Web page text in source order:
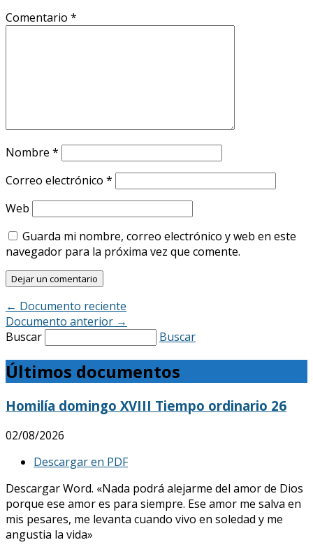
Comentario *
Nombre *
Correo electrónico *
Web
Guarda mi nombre, correo electrónico y web en este
navegador para la próxima vez que comente.
← Documento reciente
Documento anterior →
Buscar
Buscar
Últimos documentos
Homilía domingo XVIII Tiempo ordinario 26
02/08/2026
Descargar en PDF
Descargar Word. «Nada podrá alejarme del amor de Dios
porque ese amor es para siempre. Ese amor me salva en
mis pesares, me levanta cuando vivo en soledad y me
angustia la vida»